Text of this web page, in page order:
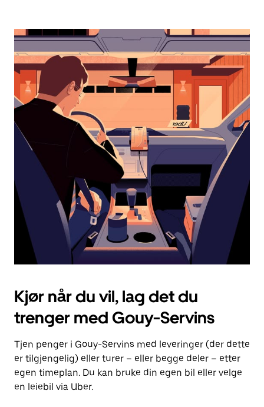
åpne
og
velge
dato.
Trykk
på
Esc-
knappen
kalenderen.
Kjør når du vil, lag det du
trenger med Gouy-Servins
Tjen penger i Gouy-Servins med leveringer (der dette
er tilgjengelig) eller turer – eller begge deler – etter
egen timeplan. Du kan bruke din egen bil eller velge
en leiebil via Uber.